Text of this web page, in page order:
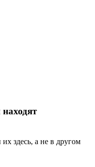
здесь, а не в другом